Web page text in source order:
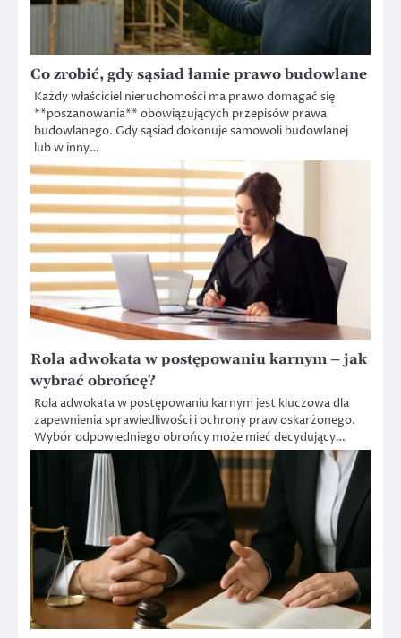
Co zrobić, gdy sąsiad łamie prawo budowlane
Każdy właściciel nieruchomości ma prawo domagać się
**poszanowania** obowiązujących przepisów prawa
budowlanego. Gdy sąsiad dokonuje samowoli budowlanej
lub w inny…
Rola adwokata w postępowaniu karnym – jak
wybrać obrońcę?
Rola adwokata w postępowaniu karnym jest kluczowa dla
zapewnienia sprawiedliwości i ochrony praw oskarżonego.
Wybór odpowiedniego obrońcy może mieć decydujący…